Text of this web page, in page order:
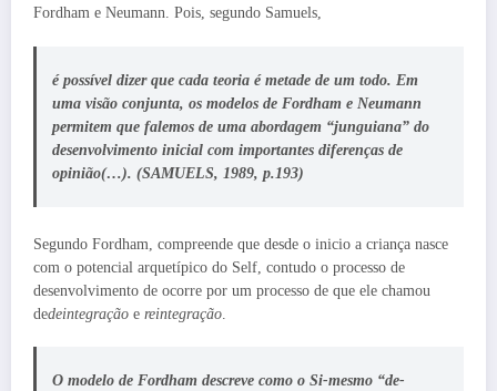
Fordham e Neumann. Pois, segundo Samuels,
é possível dizer que cada teoria é metade de um todo. Em
uma visão conjunta, os modelos de Fordham e Neumann
permitem que falemos de uma abordagem “junguiana” do
desenvolvimento inicial com importantes diferenças de
opinião(…). (SAMUELS, 1989, p.193)
Segundo Fordham, compreende que desde o inicio a criança nasce
com o potencial arquetípico do Self, contudo o processo de
desenvolvimento de ocorre por um processo de que ele chamou
dedeintegração e reintegração.
O modelo de Fordham descreve como o Si-mesmo “de-